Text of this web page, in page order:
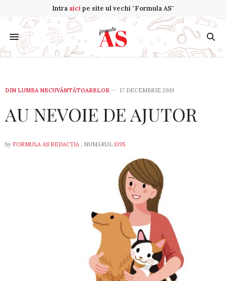
Intra aicipe site ul vechi "Formula AS"
DIN LUMEA NECUVÂNTĂTOARELOR 17 DECEMBRIE 2019
AU NEVOIE DE AJUTOR
by FORMULA AS REDACȚIA , NUMĂRUL 1395